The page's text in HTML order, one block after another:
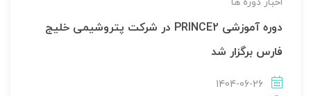
دوره آموزشی PRINCE2 در شرکت پتروشیمی خلیج
فارس برگزار شد
1404-06-26